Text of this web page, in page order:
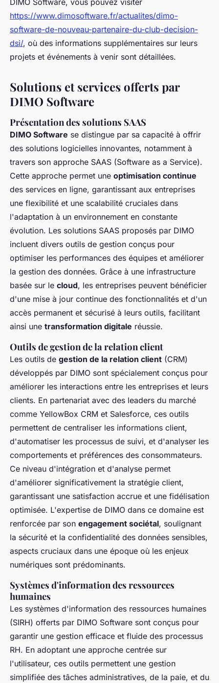
DIMO Software, vous pouvez visiter
https://www.dimosoftware.fr/actualites/dimo-
software-de-nouveau-partenaire-du-club-decision-
dsi/, où des informations supplémentaires sur leurs
projets et événements à venir sont détaillées.
Solutions et services offerts par
DIMO Software
Présentation des solutions SAAS
DIMO Software se distingue par sa capacité à offrir
des solutions logicielles innovantes, notamment à
travers son approche SAAS (Software as a Service).
Cette approche permet une optimisation continue
des services en ligne, garantissant aux entreprises
une flexibilité et une scalabilité cruciales dans
l'adaptation à un environnement en constante
évolution. Les solutions SAAS proposés par DIMO
incluent divers outils de gestion conçus pour
optimiser les performances des équipes et améliorer
la gestion des données. Grâce à une infrastructure
basée sur le cloud, les entreprises peuvent bénéficier
d'une mise à jour continue des fonctionnalités et d'un
accès permanent et sécurisé à leurs outils, facilitant
ainsi une transformation digitale réussie.
Outils de gestion de la relation client
Les outils de gestion de la relation client (CRM)
développés par DIMO sont spécialement conçus pour
améliorer les interactions entre les entreprises et leurs
clients. En partenariat avec des leaders du marché
comme YellowBox CRM et Salesforce, ces outils
permettent de centraliser les informations client,
d'automatiser les processus de suivi, et d'analyser les
comportements et préférences des consommateurs.
Ce niveau d'intégration et d'analyse permet
d'améliorer significativement la stratégie client,
garantissant une satisfaction accrue et une fidélisation
optimisée. L'expertise de DIMO dans ce domaine est
renforcée par son engagement sociétal, soulignant
la sécurité et la confidentialité des données sensibles,
aspects cruciaux dans une époque où les enjeux
numériques sont prédominants.
Systèmes d'information des ressources
humaines
Les systèmes d'information des ressources humaines
(SIRH) offerts par DIMO Software sont conçus pour
garantir une gestion efficace et fluide des processus
RH. En adoptant une approche centrée sur
l'utilisateur, ces outils permettent une gestion
simplifiée des tâches administratives, de la paie, et du